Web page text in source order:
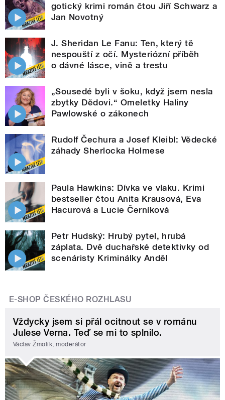
gotický krimi román čtou Jiří Schwarz a
Jan Novotný
J. Sheridan Le Fanu: Ten, který tě
nespouští z očí. Mysteriózní příběh
o dávné lásce, vině a trestu
„Sousedé byli v šoku, když jsem nesla
zbytky Dědovi.“ Omeletky Haliny
Pawlowské o zákonech
Rudolf Čechura a Josef Kleibl: Vědecké
záhady Sherlocka Holmese
Paula Hawkins: Dívka ve vlaku. Krimi
bestseller čtou Anita Krausová, Eva
Hacurová a Lucie Černíková
Petr Hudský: Hrubý pytel, hrubá
záplata. Dvě duchařské detektivky od
scenáristy Kriminálky Anděl
E-SHOP ČESKÉHO ROZHLASU
Vždycky jsem si přál ocitnout se v románu
Julese Verna. Teď se mi to splnilo.
Václav Žmolík, moderátor